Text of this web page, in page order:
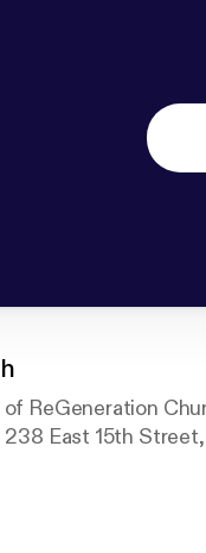
ReGeneration
East 15th